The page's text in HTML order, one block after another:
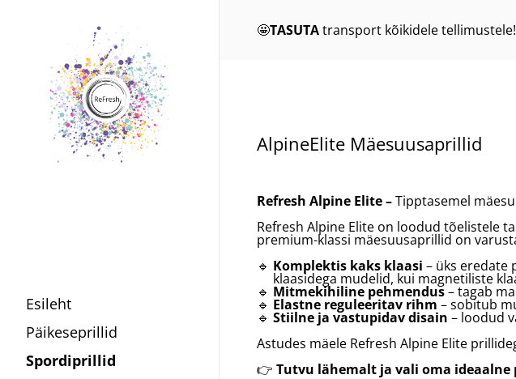
Esileht
Päikeseprillid
Spordiprillid
🤩TASUTAtransport kõikidele
AlpineElite Mäesuusaprillid
Refresh Alpine Elite –Tipptasemel
Refresh Alpine Elite on loodud tõelistele
premium-klassi mäesuusaprillid on
🔹 Komplektis kaks klaasi – üks eredate
klaasidega mudelid, kui magnetiliste
🔹 Mitmekihiline pehmendus– tagab
🔹 Elastne reguleeritav rihm – sobitub
🔹 Stiilne ja vastupidav disain – loodud
Astudes mäele Refresh Alpine Elite
👉 Tutvu lähemalt ja vali oma ideaalne